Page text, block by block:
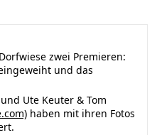
zwei Premieren:
und das
Ute Keuter & Tom
haben mit ihren Fotos